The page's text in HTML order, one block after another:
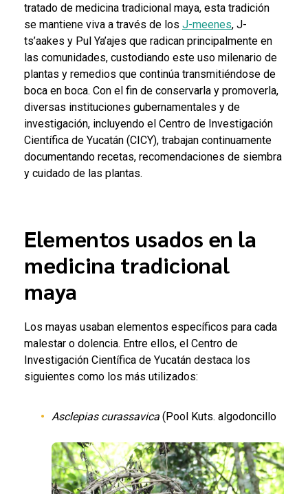
tratado de medicina tradicional maya, esta tradición
se mantiene viva a través de los J-meenes, J-
ts’aakes y Pul Ya’ajes que radican principalmente en
las comunidades, custodiando este uso milenario de
plantas y remedios que continúa transmitiéndose de
boca en boca. Con el fin de conservarla y promoverla,
diversas instituciones gubernamentales y de
investigación, incluyendo el Centro de Investigación
Científica de Yucatán (CICY), trabajan continuamente
documentando recetas, recomendaciones de siembra
y cuidado de las plantas.
Elementos usados en la
medicina tradicional
maya
Los mayas usaban elementos específicos para cada
malestar o dolencia. Entre ellos, el Centro de
Investigación Científica de Yucatán destaca los
siguientes como los más utilizados:
Asclepias curassavica (Pool Kuts. algodoncillo